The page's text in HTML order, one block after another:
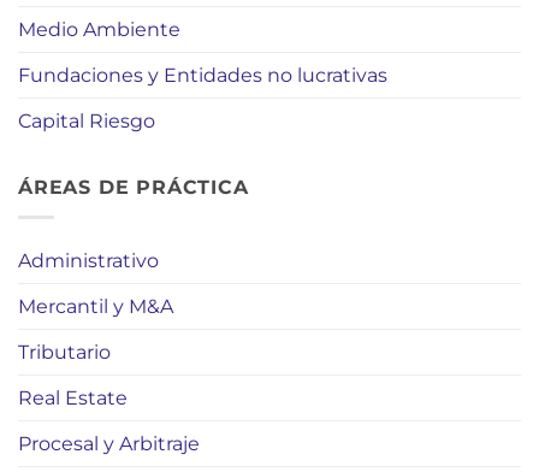
Medio Ambiente
Fundaciones y Entidades no lucrativas
Capital Riesgo
ÁREAS DE PRÁCTICA
Administrativo
Mercantil y M&A
Tributario
Real Estate
Procesal y Arbitraje